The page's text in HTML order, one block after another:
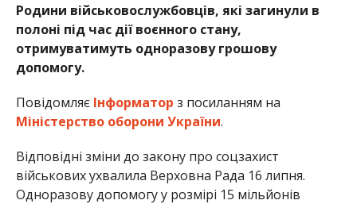
Родини військовослужбовців, які загинули в
полоні під час дії воєнного стану,
отримуватимуть одноразову грошову
допомогу.
Повідомляє Інформатор з посиланням на
Міністерство оборони України.
Відповідні зміни до закону про соцзахист
військових ухвалила Верховна Рада 16 липня.
Одноразову допомогу у розмірі 15 мільйонів